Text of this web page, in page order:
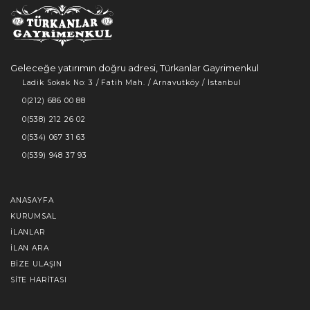
Geleceğe yatırımın doğru adresi, Türkanlar Gayrimenkul
Ladik Sokak No: 3 / Fatih Mah. / Arnavutköy / İstanbul
0(212) 686 00 88
0(538) 212 26 02
0(534) 067 31 63
0(539) 948 37 93
ANASAYFA
KURUMSAL
İLANLAR
İLAN ARA
BIZE ULAŞIN
SITE HARITASI